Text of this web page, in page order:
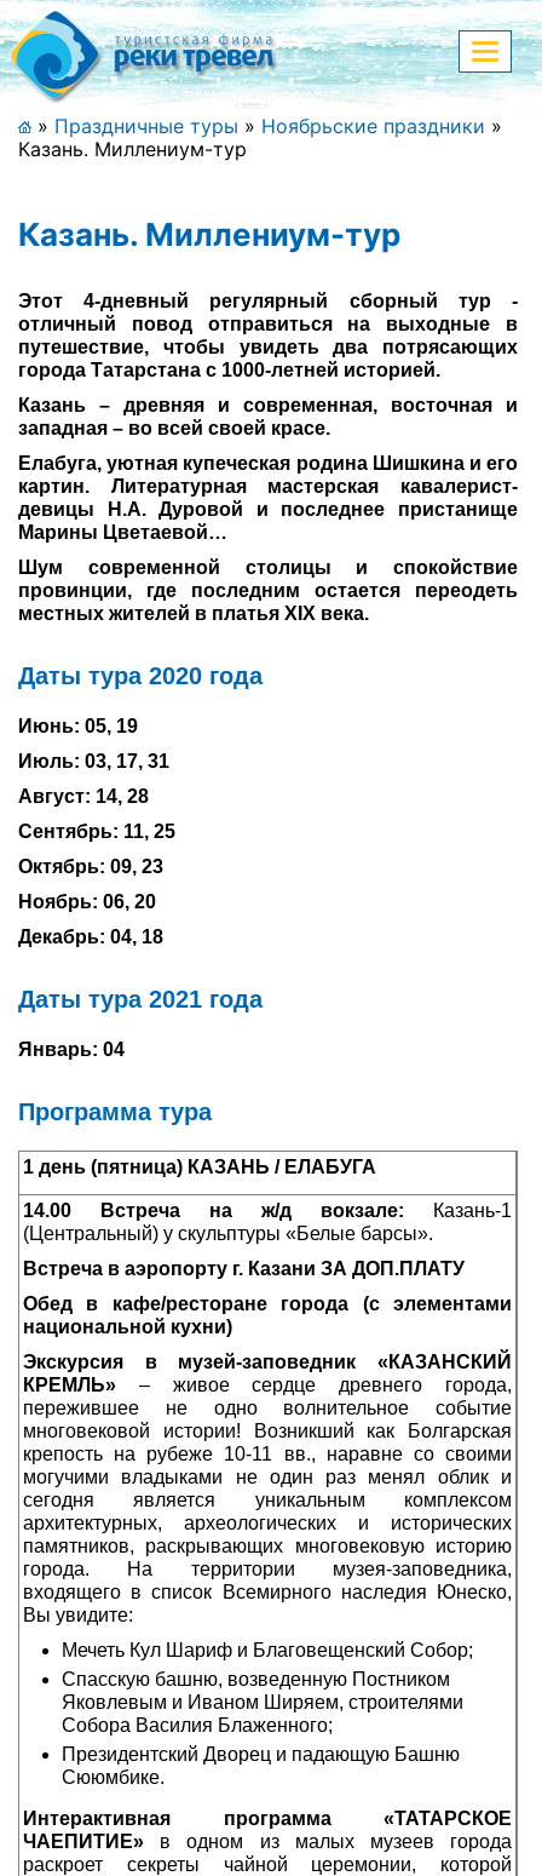
Меню
+7 (911) 182-44-68
Адрес офиса, контакты
Полная версия сайта
Главная
Спецпредложения
Праздничные туры
Страны и направления
Поиск тура
Туры по России
Круизы
Авиабилеты
Туристическая страховка
Услуги
О компании
Отзывы
меню
» Праздничные туры » Ноябрьские праздники »
Казань. Миллениум-тур
Казань. Миллениум-тур
Этот 4-дневный регулярный сборный тур
-
отличный повод отправиться на выходные в
путешествие, чтобы увидеть
два потрясающих
города Татарстана с 1000-летней историей.
Казань – древняя и современная, восточная и
западная – во всей своей красе.
Елабуга, уютная купеческая родина Шишкина и его
картин. Литературная мастерская кавалерист-
девицы Н.А. Дуровой и последнее пристанище
Марины Цветаевой…
Шум современной столицы и спокойствие
провинции,
где последним остается переодеть
местных жителей в платья XIX века.
Даты тура 2020 года
Июнь: 05, 19
Июль: 03, 17, 31
Август: 14, 28
Сентябрь: 11, 25
Октябрь: 09, 23
Ноябрь: 06, 20
Декабрь: 04, 18
Даты тура 2021 года
Январь: 04
Программа тура
1 день (пятница) КАЗАНЬ / ЕЛАБУГА
14.00 Встреча на ж/д вокзале: Казань-1
(Центральный) у скульптуры «Белые барсы».
Встреча в аэропорту г. Казани ЗА ДОП.ПЛАТУ
Обед в кафе/ресторане города (с элементами
национальной кухни)
Экскурсия в музей-заповедник «КАЗАНСКИЙ
КРЕМЛЬ» – живое сердце древнего города,
пережившее не одно волнительное событие
многовековой истории! Возникший как Болгарская
крепость на рубеже 10-11 вв., наравне со своими
могучими владыками не один раз менял облик и
сегодня является уникальным комплексом
архитектурных, археологических и исторических
памятников, раскрывающих многовековую историю
города. На территории музея-заповедника,
входящего в список Всемирного наследия Юнеско,
Вы увидите:
Мечеть Кул Шариф и Благовещенский Собор;
Спасскую башню, возведенную Постником
Яковлевым и Иваном Ширяем, строителями
Собора Василия Блаженного;
Президентский Дворец и падающую Башню
Сююмбике.
Интерактивная программа «ТАТАРСКОЕ
ЧАЕПИТИЕ» в одном из малых музеев города
раскроет секреты чайной церемонии, которой